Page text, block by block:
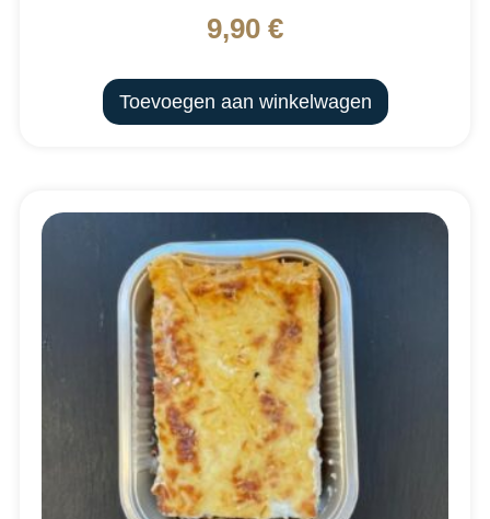
9,90 €
Toevoegen aan winkelwagen